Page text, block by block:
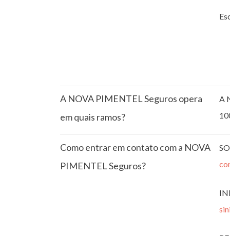
A NOVA PIMENTEL Seguros opera
em quais ramos?
A
Como entrar em contato com a NOVA
PIMENTEL Seguros?